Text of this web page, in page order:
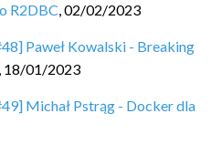
R2DBC,02/02/2023
Paweł Kowalski - Breaking
, 18/01/2023
Michał Pstrąg - Docker dla